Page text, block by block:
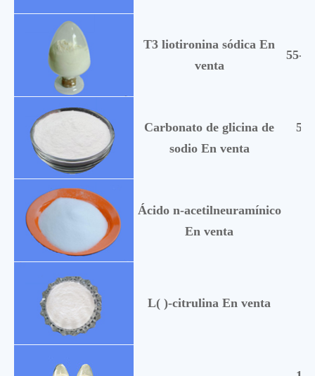
T3 liotironina sódica En
venta
55-
Carbonato de glicina de
sodio En venta
Ácido n-acetilneuramínico
En venta
L( )-citrulina En venta